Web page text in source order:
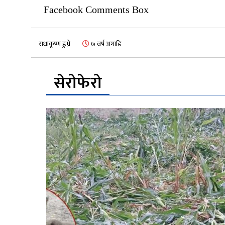
Facebook Comments Box
राधाकृष्ण डुम्रे ७ वर्ष अगाडि
सेरोफेरो